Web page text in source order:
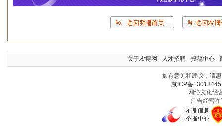
关于农博网 - 人才招聘 - 投稿中心 -
如有意见和建议，请
京ICP备13013445
网络文化经
广告经营